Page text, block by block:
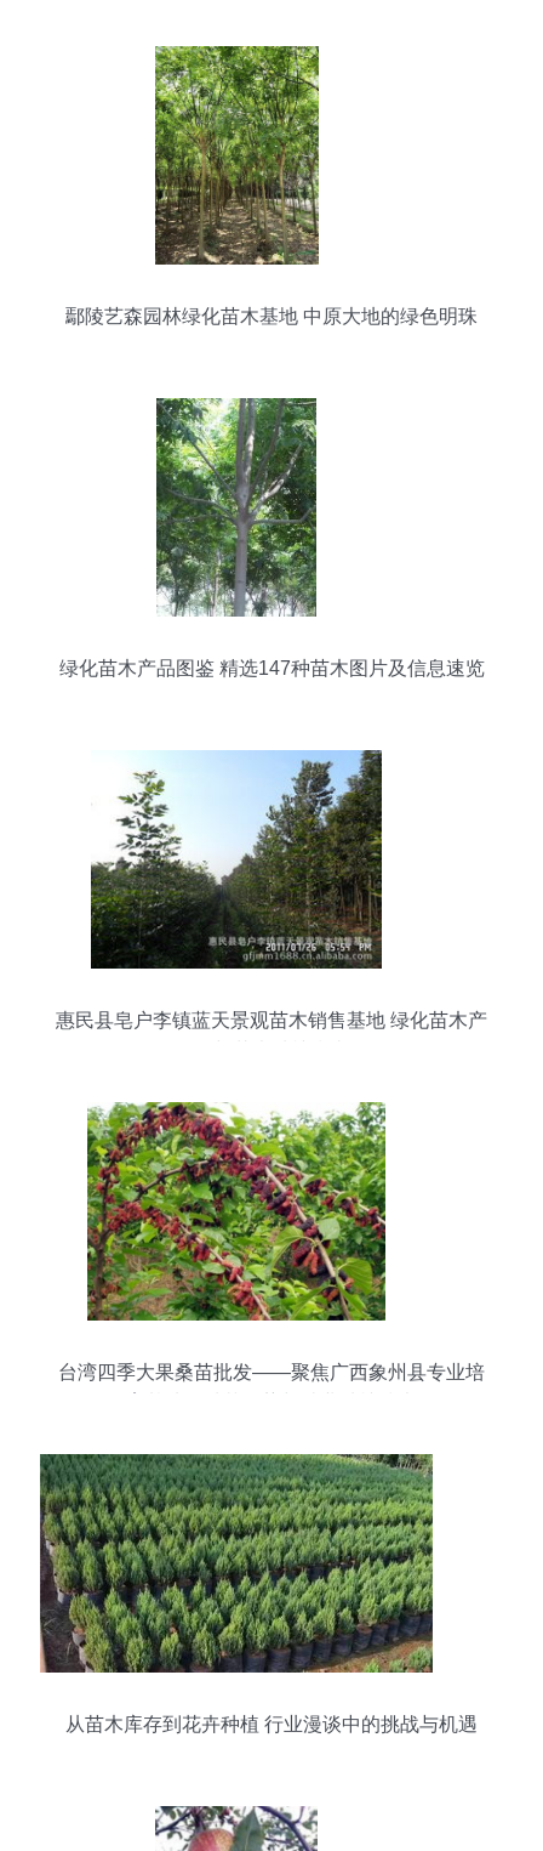
鄢陵艺森园林绿化苗木基地 中原大地的绿色明珠
绿化苗木产品图鉴 精选147种苗木图片及信息速览
惠民县皂户李镇蓝天景观苗木销售基地 绿化苗木产
台湾四季大果桑苗批发——聚焦广西象州县专业培
从苗木库存到花卉种植 行业漫谈中的挑战与机遇